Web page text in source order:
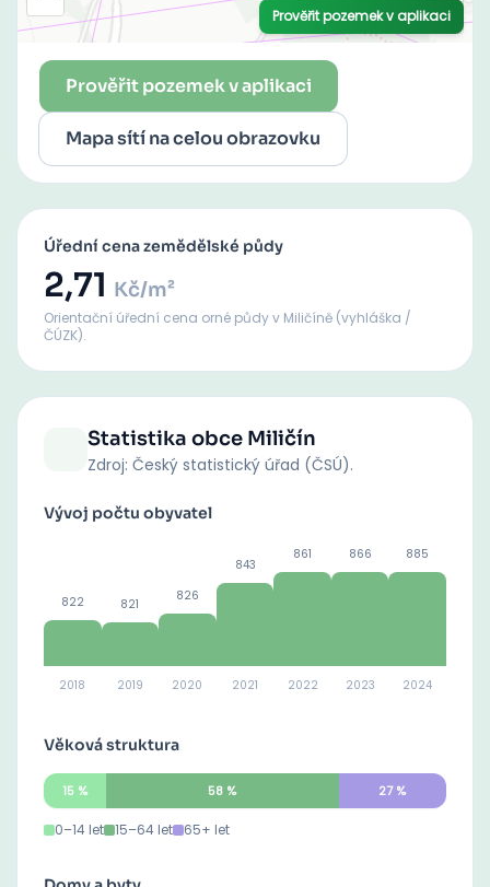
Prověřit pozemek v aplikaci
Mapa sítí na celou obrazovku
Úřední cena zemědělské půdy
2,71 Kč/m²
Orientační úřední cena orné půdyv Miličíně (vyhláška /
ČÚZK).
Statistika obce Miličín
Zdroj: Český statistický úřad (ČSÚ).
Vývoj počtu obyvatel
822
2018
821
2019
826
2020
843
2021
861
2022
866
2023
885
2024
Věková struktura
15% 58 % 27%
0–14 let 15–64 let 65+ let